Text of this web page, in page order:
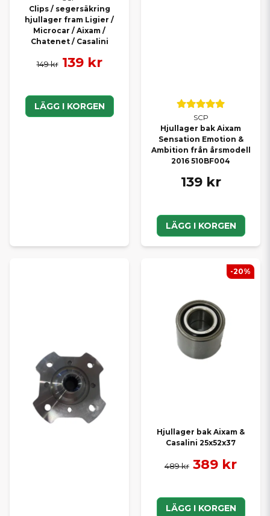
Clips / segersäkring
hjullager fram Ligier /
Microcar / Aixam /
Chatenet / Casalini
149 kr 139 kr
LÄGG I KORGEN
SCP
Hjullager bak Aixam
Sensation Emotion &
Ambition från årsmodell
2016 510BF004
139 kr
LÄGG I KORGEN
Hjullager bak Aixam &
Casalini 25x52x37
489 kr 389 kr
LÄGG I KORGEN
-20%